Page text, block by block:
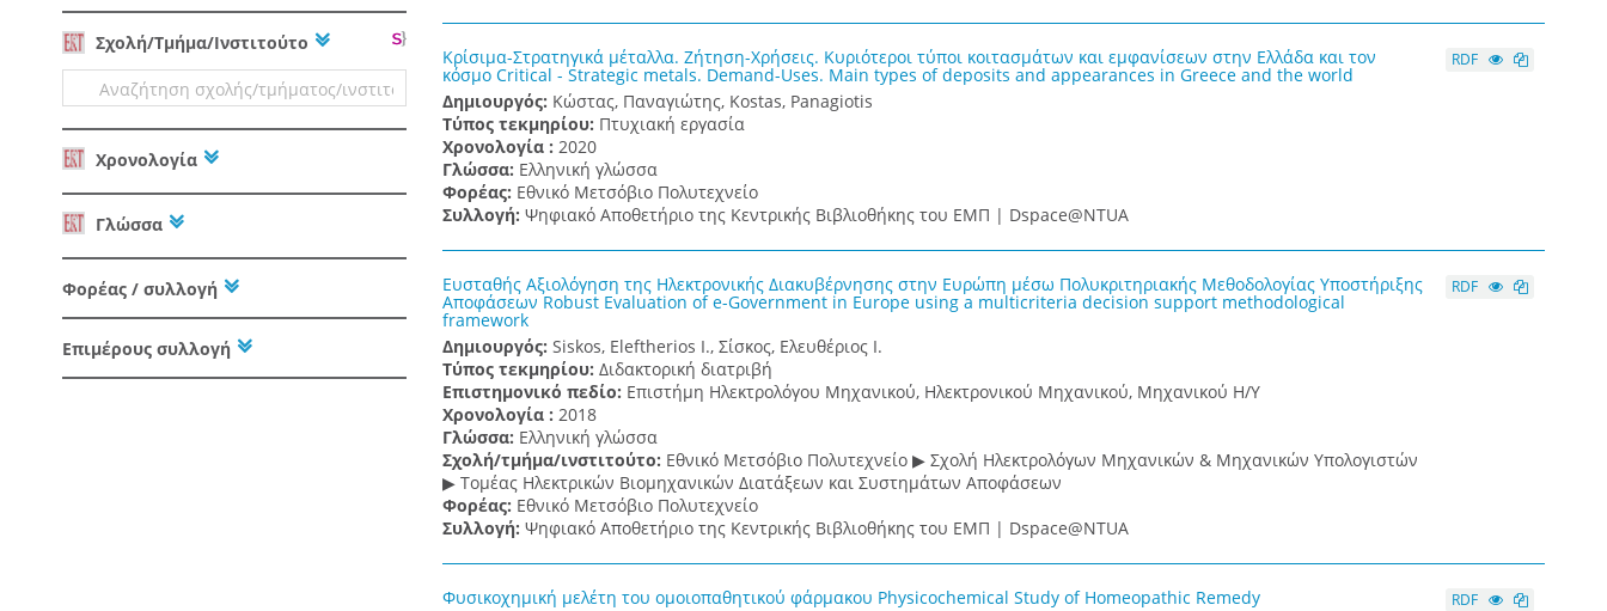
Σχολή/Τμήμα/Ινστιτούτο
Χρονολογία
Γλώσσα
Φορέας / συλλογή
Επιμέρους συλλογή
Κρίσιμα-Στρατηγικά μέταλλα. Ζήτηση-Χρήσεις. Κυριότεροι τύποι κοιτασμάτων και εμφανίσεων στην Ελλάδα και τον
κόσμο Critical - Strategic metals. Demand-Uses. Main types of deposits and appearances in Greece and the world
Δημιουργός: Κώστας, Παναγιώτης, Kostas, Panagiotis
Τύπος τεκμηρίου: Πτυχιακή εργασία
Χρονολογία : 2020
Γλώσσα: Ελληνική γλώσσα
Φορέας: Εθνικό Μετσόβιο Πολυτεχνείο
Συλλογή: Ψηφιακό Αποθετήριο της Κεντρικής Βιβλιοθήκης του ΕΜΠ | Dspace@NTUA
RDF
Ευσταθής Αξιολόγηση της Ηλεκτρονικής Διακυβέρνησης στην Ευρώπη μέσω Πολυκριτηριακής Μεθοδολογίας Υποστήριξης
Αποφάσεων Robust Evaluation of e-Government in Europe using a multicriteria decision support methodological
framework
Δημιουργός: Siskos, Eleftherios I., Σίσκος, Ελευθέριος Ι.
Τύπος τεκμηρίου: Διδακτορική διατριβή
Επιστημονικό πεδίο: Επιστήμη Ηλεκτρολόγου Μηχανικού, Ηλεκτρονικού Μηχανικού, Μηχανικού Η/Υ
Χρονολογία : 2018
Γλώσσα: Ελληνική γλώσσα
Σχολή/τμήμα/ινστιτούτο: Εθνικό Μετσόβιο Πολυτεχνείο ▶ Σχολή Ηλεκτρολόγων Μηχανικών & Μηχανικών Υπολογιστών
▶ Τομέας Ηλεκτρικών Βιομηχανικών Διατάξεων και Συστημάτων Αποφάσεων
Φορέας: Εθνικό Μετσόβιο Πολυτεχνείο
Συλλογή: Ψηφιακό Αποθετήριο της Κεντρικής Βιβλιοθήκης του ΕΜΠ | Dspace@NTUA
RDF
Φυσικοχημική μελέτη του ομοιοπαθητικού φάρμακου Physicochemical Study of Homeopathic Remedy
RDF